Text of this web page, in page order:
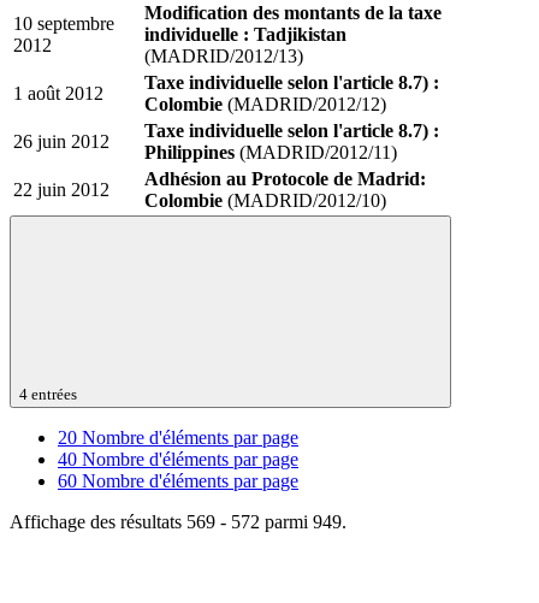
10 septembre
2012
Modification des montants de la taxe
individuelle : Tadjikistan
(MADRID/2012/13)
1 août 2012
Taxe individuelle selon l'article 8.7) :
Colombie (MADRID/2012/12)
26 juin 2012
Taxe individuelle selon l'article 8.7) :
Philippines (MADRID/2012/11)
22 juin 2012
Adhésion au Protocole de Madrid:
Colombie (MADRID/2012/10)
4 entrées
20 Nombre d'éléments par page
40 Nombre d'éléments par page
60 Nombre d'éléments par page
Affichage des résultats 569 - 572 parmi 949.